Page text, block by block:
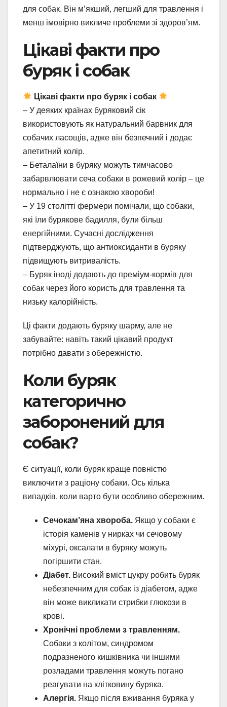
для собак. Він м’якший, легший для травлення і
менш імовірно викличе проблеми зі здоров’ям.
Цікаві факти про
буряк і собак
Цікаві факти про буряк і собак
– У деяких країнах буряковий сік
використовують як натуральний барвник для
собачих ласощів, адже він безпечний і додає
апетитний колір.
– Беталаїни в буряку можуть тимчасово
забарвлювати сеча собаки в рожевий колір – це
нормально і не є ознакою хвороби!
– У 19 столітті фермери помічали, що собаки,
які їли бурякове бадилля, були більш
енергійними. Сучасні дослідження
підтверджують, що антиоксиданти в буряку
підвищують витривалість.
– Буряк іноді додають до преміум-кормів для
собак через його користь для травлення та
низьку калорійність.
Ці факти додають буряку шарму, але не
забувайте: навіть такий цікавий продукт
потрібно давати з обережністю.
Коли буряк
категорично
заборонений для
собак?
Є ситуації, коли буряк краще повністю
виключити з раціону собаки. Ось кілька
випадків, коли варто бути особливо обережним.
Сечокам’яна хвороба. Якщо у собаки є
історія каменів у нирках чи сечовому
міхурі, оксалати в буряку можуть
погіршити стан.
Діабет. Високий вміст цукру робить буряк
небезпечним для собак із діабетом, адже
він може викликати стрибки глюкози в
крові.
Хронічні проблеми з травленням.
Собаки з колітом, синдромом
подразненого кишківника чи іншими
розладами травлення можуть погано
реагувати на клітковину буряка.
Алергія. Якщо після вживання буряка у